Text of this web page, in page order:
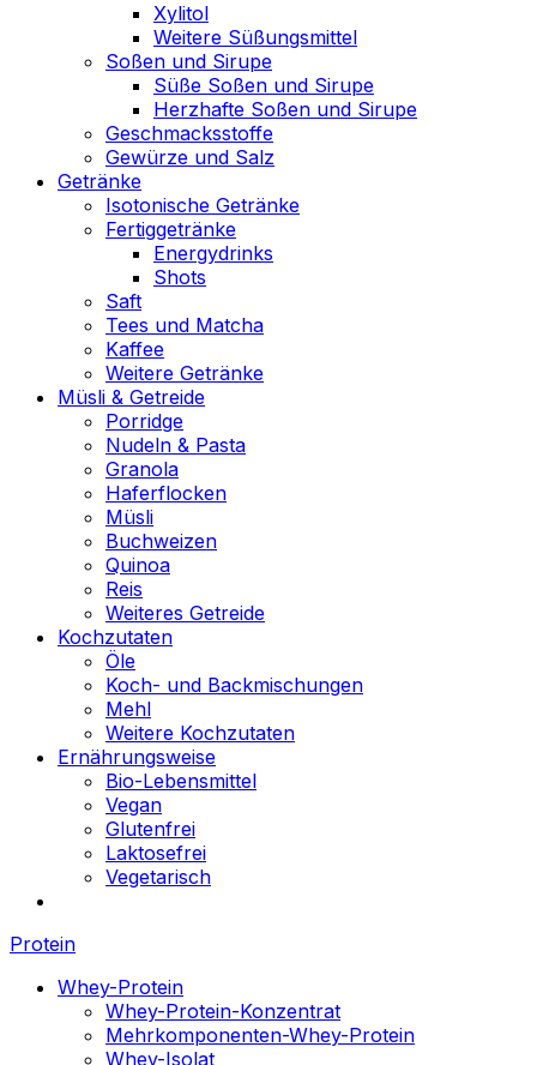
Xylitol
Weitere Süßungsmittel
Soßen und Sirupe
Süße Soßen und Sirupe
Herzhafte Soßen und Sirupe
Geschmacksstoffe
Gewürze und Salz
Getränke
Isotonische Getränke
Fertiggetränke
Energydrinks
Shots
Saft
Tees und Matcha
Kaffee
Weitere Getränke
Müsli & Getreide
Porridge
Nudeln & Pasta
Granola
Haferflocken
Müsli
Buchweizen
Quinoa
Reis
Weiteres Getreide
Kochzutaten
Öle
Koch- und Backmischungen
Mehl
Weitere Kochzutaten
Ernährungsweise
Bio-Lebensmittel
Vegan
Glutenfrei
Laktosefrei
Vegetarisch
Protein
Whey-Protein
Whey-Protein-Konzentrat
Mehrkomponenten-Whey-Protein
Whey-Isolat